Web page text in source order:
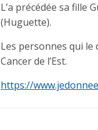
L’a précédée sa fille
(Huguette).
Les personnes qui
Cancer de l’Est.
https://